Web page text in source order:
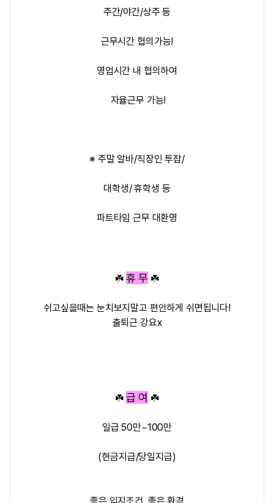
주간/야간/상주 등
근무시간 협의가능!
영업시간 내 협의하여
자율근무 가능!
※ 주말 알바/직장인 투잡/
대학생/ 휴학생 등
파트타임 근무 대환영
☘️ 휴 무 ☘️
쉬고싶을때는 눈치보지말고 편안하게 쉬면됩니다!
출퇴근 강요x
☘️ 급 여 ☘️
일급 50만~100만
(현금지급/당일지급)